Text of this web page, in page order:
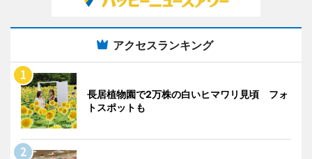
アクセスランキング
長居植物園で2万株の白いヒマワリ見頃 フォ
トスポットも